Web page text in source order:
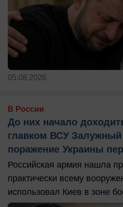
05.08.2026
В России
До них начало
главком ВСУ
поражение Украины
Российская армия нашла
практически всему
использовал Киев в зоне